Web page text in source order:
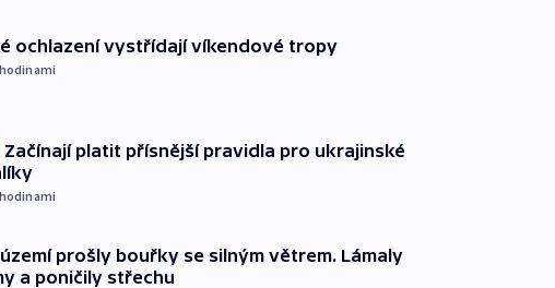
ochlazení vystřídají víkendové tropy
hodinami
Začínají platit přísnější pravidla pro ukrajinské
hodinami
prošly bouřky se silným větrem. Lámaly
a poničily střechu